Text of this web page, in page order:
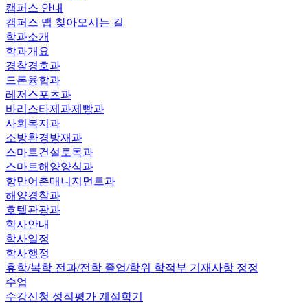
캠퍼스 안내
캠퍼스 맵 찾아오시는 길
학과소개
학과개요
경찰경호과
드론융합과
레저스포츠과
바리스타제과제빵과
사회복지과
소방환경방재과
스마트건설토목과
스마트해양양식과
항만어촌매니지먼트과
해양경찰과
호텔관광과
학사안내
학사일정
학사행정
휴학/복학 전과/전학 졸업/학위 학적부 기재사항 정정
수업
수강신청 성적평가 계절학기